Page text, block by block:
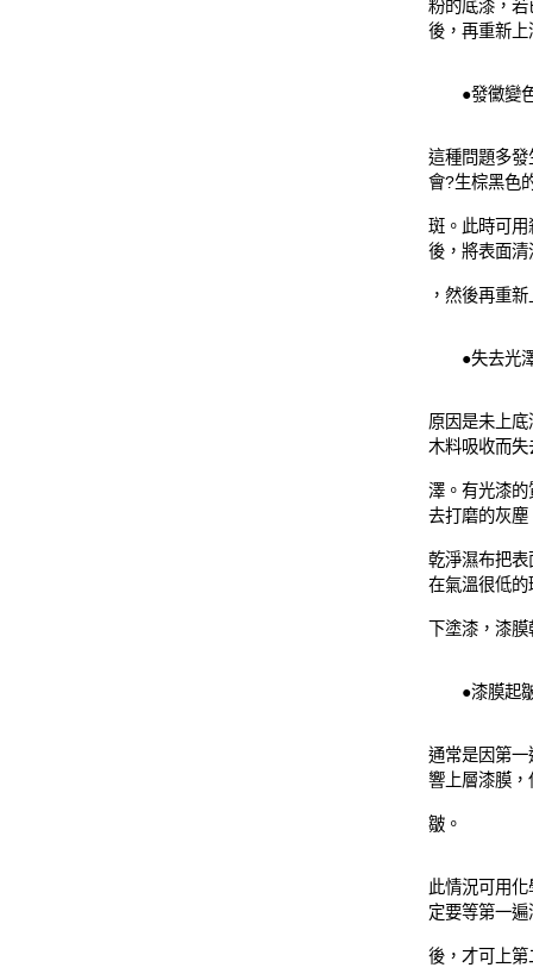
粉的底漆，
後，再重新上
●發黴變
這種問題多
會?生棕黑色
斑。此時可
後，將表面清
，然後再重
●失去光
原因是未上
木料吸收而失
澤。有光漆
去打磨的灰塵
乾淨濕布把
在氣溫很低的
下塗漆，漆
●漆膜起
通常是因第
響上層漆膜，
皺。
此情況可用
定要等第一遍
後，才可上第